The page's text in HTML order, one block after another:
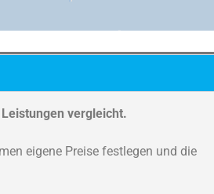
vergleicht.
eigene Preise festlegen und die